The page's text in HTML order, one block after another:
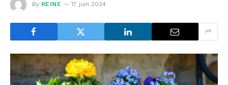
By REINE 17 juin 2024